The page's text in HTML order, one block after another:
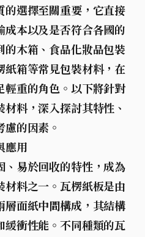
的選擇至關重要，它直接
成本以及是否符合各國的
木箱、食品化妝品包裝
紙箱等常見包裝材料，在
輕重的角色。以下將針對
料，深入探討其特性、
的因素。
應用
、易於回收的特性，成為
料之一。瓦楞紙板是由
層面紙中間構成，其結構
緩衝性能。不同種類的瓦